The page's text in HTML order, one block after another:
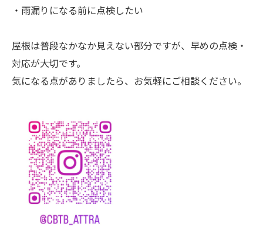
・雨漏りになる前に点検したい
屋根は普段なかなか見えない部分ですが、早めの点検・
対応が大切です。
気になる点がありましたら、お気軽にご相談ください。